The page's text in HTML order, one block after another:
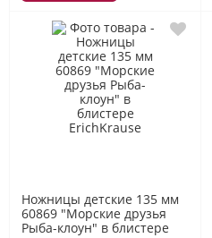
Ножницы детские 135 мм
60869 "Морские друзья
Рыба-клоун" в блистере